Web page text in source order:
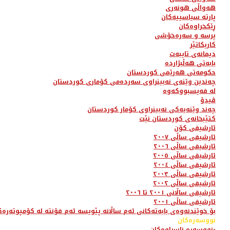
هەواڵی هونەری
پارتە سیاسییەکان
ڕێکخراوەکان
پرسە و سەرەخۆشی
کاریکاتێر
دیمانەی تایبەت
بابەتی هەڵبژاردە
حکومەتی هەرێمی کوردستان
چەندین وێنەی نەبینراوی سەردەمی کۆماری کوردستان
لە فەیسبووکەوە
ڤیدۆ
چەند وێنەیەکی نەبینراوی کۆمار کوردستان
کتێبخانەی کوردستان نێت
ئارشیفی کۆن
ئارشیفی ساڵی ٢٠٠٧
ئارشیفی ساڵی ٢٠٠٦
ئارشیفی ساڵی ٢٠٠٥
ئارشیفی ساڵی ٢٠٠٤
ئارشیفی ساڵی ٢٠٠٣
ئارشیفی ساڵی ٢٠٠٢
ئارشیفی ساڵانی ٢٠٠١ تا ٢٠٠٦
ئارشیفی ساڵی ٢٠٠١
بۆ خوێندنەوەی بابەتەکانی ئەم ساڵانە پێویسە ئەم فۆنتە لە
نووسەرەکان